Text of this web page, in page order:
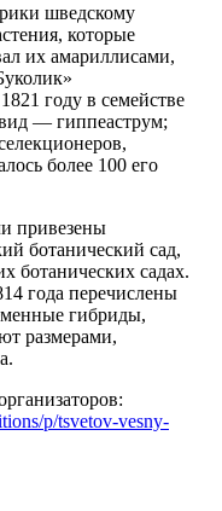
шведскому
которые
их амариллисами,
году в семействе
— гиппеаструм;
более 100 его
привезены
ботанический сад,
ботанических садах.
года перечислены
гибриды,
размерами,
p/tsvetov-vesny-